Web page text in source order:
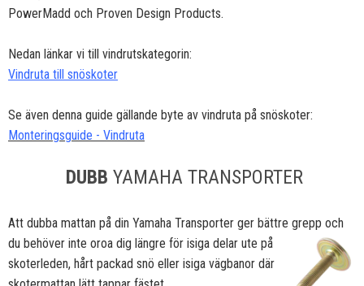
PowerMadd och Proven Design Products.
Nedan länkar vi till vindrutskategorin:
Vindruta till snöskoter
Se även denna guide gällande byte av vindruta på snöskoter:
Monteringsguide - Vindruta
DUBB YAMAHA TRANSPORTER
Att dubba mattan på din Yamaha Transporter ger bättre grepp och
du behöver inte oroa dig längre för isiga delar ute på
skoterleden, hårt packad snö eller isiga vägbanor där